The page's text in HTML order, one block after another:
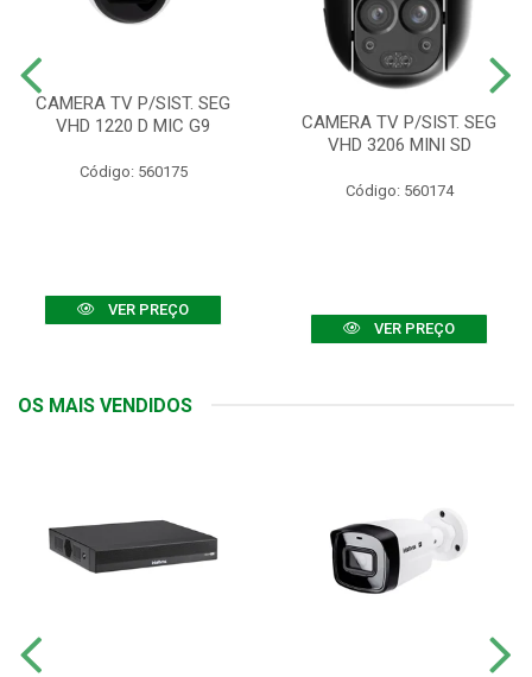
CAMERA TV P/SIST. SEG
VHD 1220 D MIC G9
Código: 560175
VER PREÇO
CAMERA TV P/SIST. SEG
VHD 3206 MINI SD
Código: 560174
VER PREÇO
OS MAIS VENDIDOS